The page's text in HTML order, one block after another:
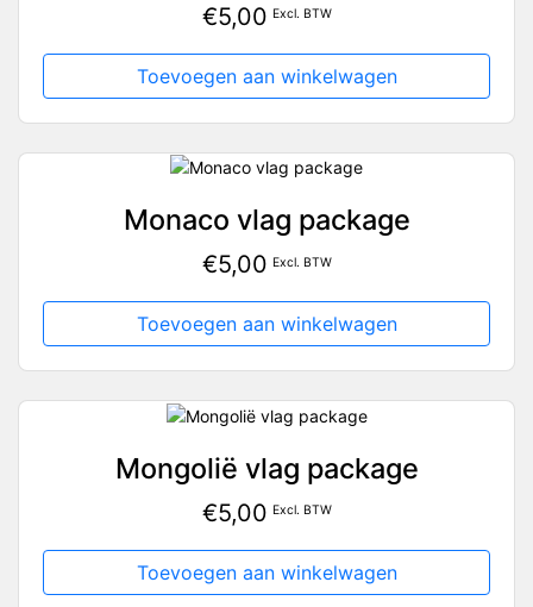
€5,00 Excl. BTW
Toevoegen aan winkelwagen
Monaco vlag package
€5,00 Excl. BTW
Toevoegen aan winkelwagen
Mongolië vlag package
€5,00 Excl. BTW
Toevoegen aan winkelwagen